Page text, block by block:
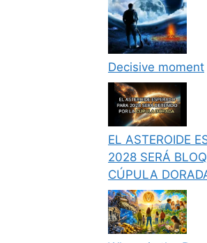
Decisive moment
EL ASTEROIDE
2028 SERÁ
CÚPULA